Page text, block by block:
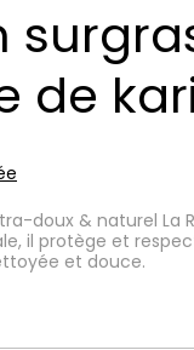
de
doux & naturel La
il protège et
et douce.